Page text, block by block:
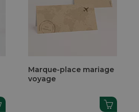
Marque-place mariage
voyage